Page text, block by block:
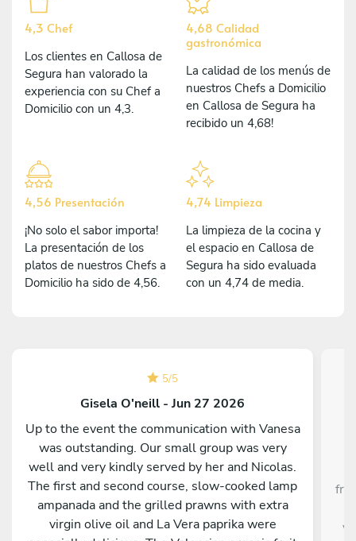
4,3 Chef
Los clientes en Callosa de
Segura han valorado la
experiencia con su Chef a
Domicilio con un 4,3.
4,68 Calidad
gastronómica
La calidad de los menús de
nuestros Chefs a Domicilio
en Callosa de Segura ha
recibido un 4,68!
4,56 Presentación
¡No solo el sabor importa!
La presentación de los
platos de nuestros Chefs a
Domicilio ha sido de 4,56.
4,74 Limpieza
La limpieza de la cocina y
el espacio en Callosa de
Segura ha sido evaluada
con un 4,74 de media.
5/5
Gisela O'neill - Jun 27 2026
Up to the event the communication with Vanesa
was outstanding. Our small group was very
well and very kindly served by her and Nicolas.
The first and second course, slow-cooked lamp
ampanada and the grilled prawns with extra
virgin olive oil and La Vera paprika were